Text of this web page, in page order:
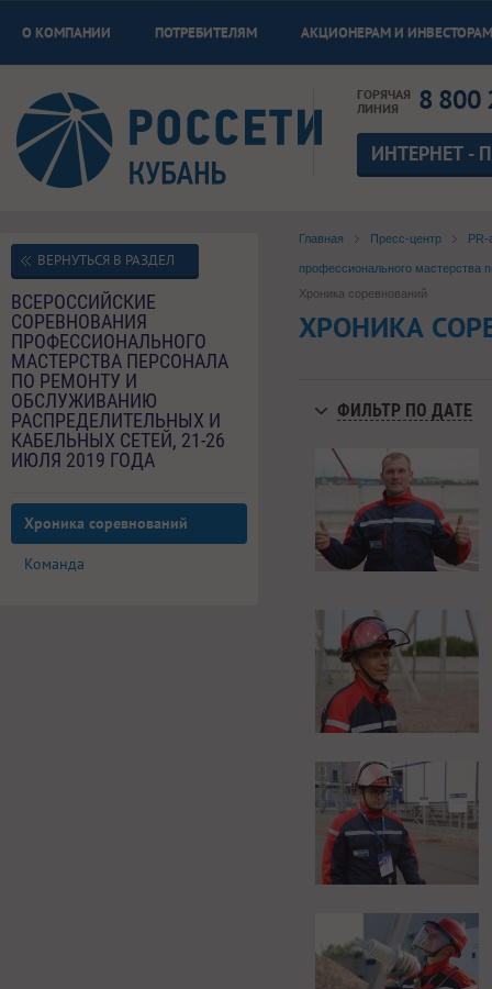
О КОМПАНИИ ПОТРЕБИТЕЛЯМ АКЦИОНЕРАМ И ИНВЕСТОРАМ
ГОРЯЧАЯ
ЛИНИЯ
8 800
ИНТЕРНЕТ -
Главная Пресс-центр PR-
профессионального мастерства
Хроника соревнований
ХРОНИКА
ФИЛЬТР ПО ДАТЕ
ВЕРНУТЬСЯ В РАЗДЕЛ
ВСЕРОССИЙСКИЕ
СОРЕВНОВАНИЯ
ПРОФЕССИОНАЛЬНОГО
МАСТЕРСТВА ПЕРСОНАЛА
ПО РЕМОНТУ И
ОБСЛУЖИВАНИЮ
РАСПРЕДЕЛИТЕЛЬНЫХ И
КАБЕЛЬНЫХ СЕТЕЙ, 21-26
ИЮЛЯ 2019 ГОДА
Хроника соревнований
Команда